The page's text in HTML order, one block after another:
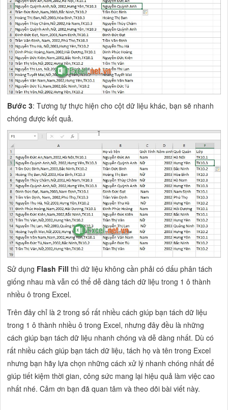
Bước 3: Tương tự thực hiện cho cột dữ liệu khác, bạn sẽ nhanh
chóng được kết quả.
Sử dụng Flash Fill thì dữ liệu không cần phải có dấu phân tách
giống nhau mà vẫn có thể dễ dàng tách dữ liệu trong 1 ô thành
nhiều ô trong Excel.
Trên đây chỉ là 2 trong số rất nhiều cách giúp bạn tách dữ liệu
trong 1 ô thành nhiều ô trong Excel, nhưng đây đều là những
cách giúp bạn tách dữ liệu nhanh chóng và dễ dàng nhất. Dù có
rất nhiều cách giúp bạn tách dữ liệu, tách họ và tên trong Excel
nhưng bạn hãy lựa chọn những cách xử lý nhanh chóng nhất để
giúp tiết kiệm thời gian, công sức mang lại hiệu quả làm việc cao
nhất nhé. Cảm ơn bạn đã quan tâm và theo dõi bài viết này.